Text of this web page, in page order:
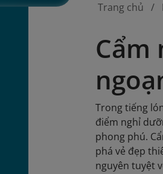
Trang chủ
Cẩm
Trong tiếng
điểm nghỉ
phong phú.
phá vẻ đẹp
nguyên tuyệt